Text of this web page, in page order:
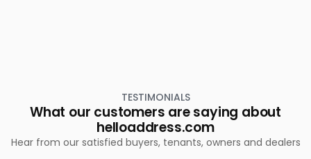
TESTIMONIALS
What our customers are saying about
helloaddress.com
Hear from our satisfied buyers, tenants, owners and dealers